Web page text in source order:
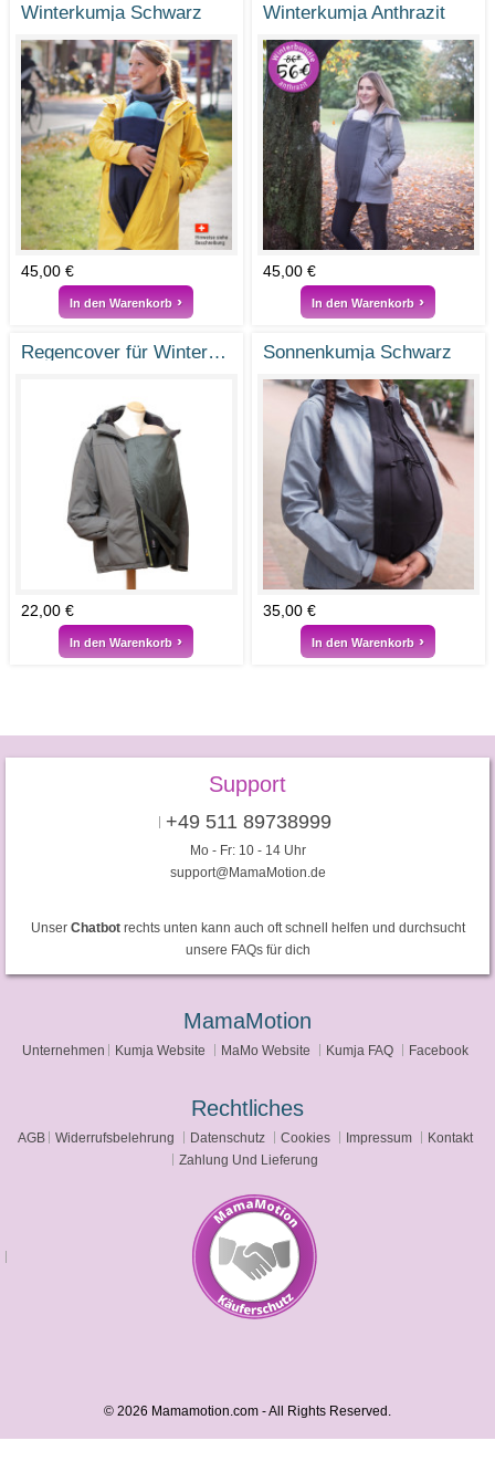
Winterkumja Schwarz
45,00 €
In den Warenkorb
Winterkumja Anthrazit
45,00 €
In den Warenkorb
Regencover für Winter- und Sonnenkumja
22,00 €
In den Warenkorb
Sonnenkumja Schwarz
35,00 €
In den Warenkorb
Support
+49 511 89738999
Mo - Fr: 10 - 14 Uhr
support@MamaMotion.de
Unser Chatbotrechts unten kann auch oft schnell helfen und durchsucht
unsere FAQs für dich
MamaMotion
Unternehmen Kumja Website MaMo Website Kumja FAQ Facebook
Rechtliches
AGB Widerrufsbelehrung Datenschutz Cookies Impressum
Kontakt
Zahlung Und Lieferung
© 2026 Mamamotion.com - All Rights Reserved.